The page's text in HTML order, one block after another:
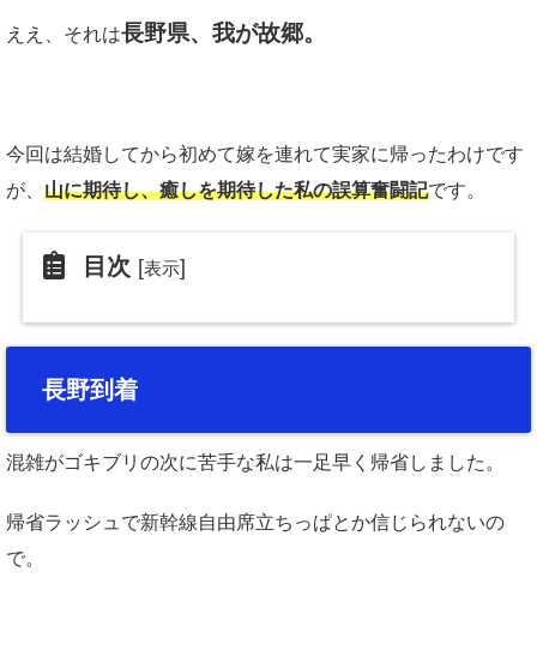
ええ、それは長野県、我が故郷。
今回は結婚してから初めて嫁を連れて実家に帰ったわけです
が、 山に期待し、癒しを期待した私の誤算奮闘記です。
目次 [表示]
長野到着
混雑がゴキブリの次に苦手な私は一足早く帰省しました。
帰省ラッシュで新幹線自由席立ちっぱとか信じられないの
で。